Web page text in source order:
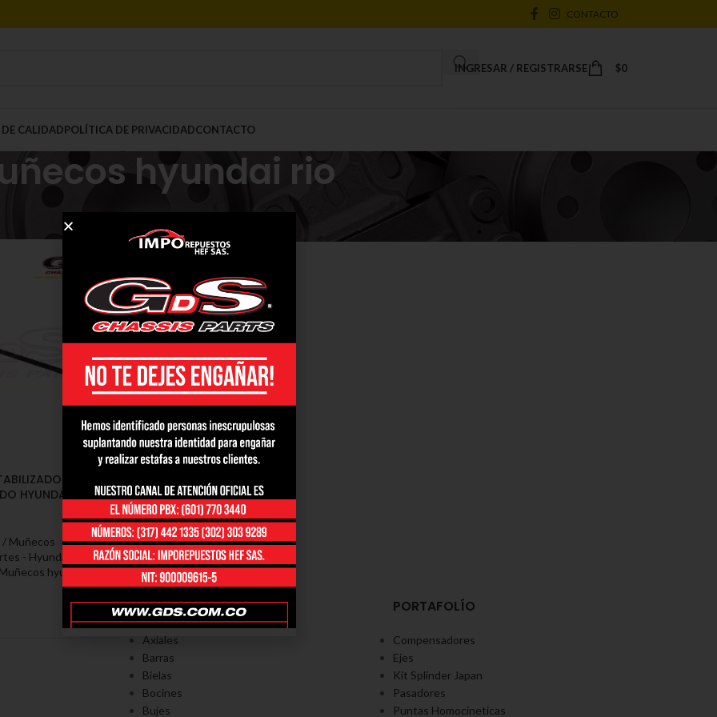
CONTACTO
INGRESAR / REGISTRARSE $0
CALIDADPOLÍTICA DE PRIVACIDADCONTACTO
hyundai rio
HYUNDAI VISION /
/ Muñecos
- Hyundai / Kia,
Muñecos hyundai vision
PORTAFOLÍO
Axiales
Barras
Bielas
Bocines
Bujes
PORTAFOLÍO
Compensadores
Ejes
Kit Splinder Japan
Pasadores
Puntas Homocineticas